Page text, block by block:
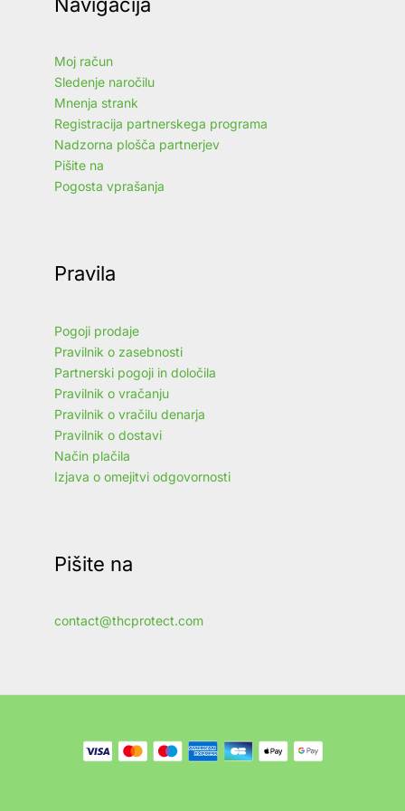
Moj račun
Sledenje naročilu
Mnenja strank
Registracija partnerskega programa
Nadzorna plošča partnerjev
Pišite na
Pogosta vprašanja
Pravila
Pogoji prodaje
Pravilnik o zasebnosti
Partnerski pogoji in določila
Pravilnik o vračanju
Pravilnik o vračilu denarja
Pravilnik o dostavi
Način plačila
Izjava o omejitvi odgovornosti
Pišite na
contact@thcprotect.com